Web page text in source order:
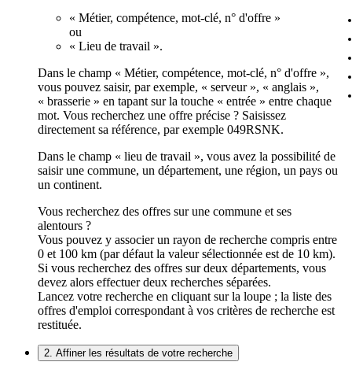
« Métier, compétence, mot-clé, n° d'offre »
ou
« Lieu de travail ».
Dans le champ « Métier, compétence, mot-clé, n° d'offre »,
vous pouvez saisir, par exemple, « serveur », « anglais »,
« brasserie » en tapant sur la touche « entrée » entre chaque
mot. Vous recherchez une offre précise ? Saisissez
directement sa référence, par exemple 049RSNK.
Dans le champ « lieu de travail », vous avez la possibilité de
saisir une commune, un département, une région, un pays ou
un continent.
Vous recherchez des offres sur une commune et ses
alentours ?
Vous pouvez y associer un rayon de recherche compris entre
0 et 100 km (par défaut la valeur sélectionnée est de 10 km).
Si vous recherchez des offres sur deux départements, vous
devez alors effectuer deux recherches séparées.
Lancez votre recherche en cliquant sur la loupe ; la liste des
offres d'emploi correspondant à vos critères de recherche est
restituée.
2. Affiner les résultats de votre recherche